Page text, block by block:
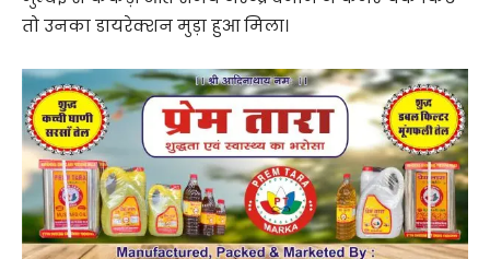
तो उनका डायरेक्शन मुड़ा हुआ मिला।